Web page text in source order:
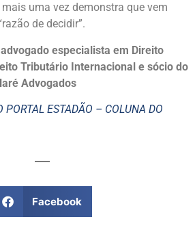
uma vez demonstra que vem
de decidir”.
especialista em Direito
Tributário Internacional e sócio do
Advogados
PORTAL ESTADÃO – COLUNA DO
Facebook